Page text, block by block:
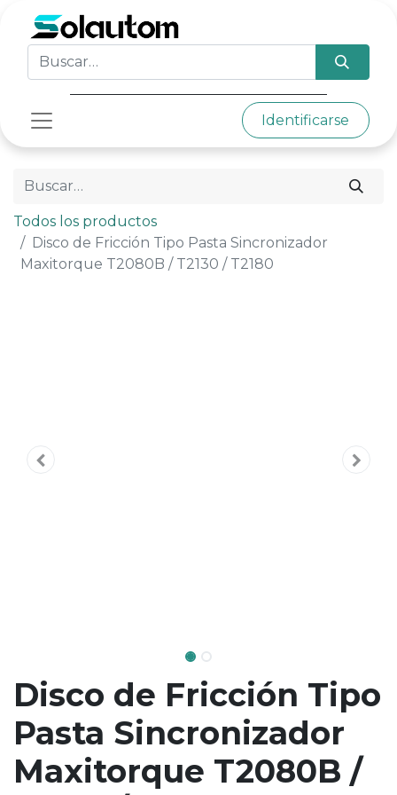
Identificarse
Todos los productos
Disco de Fricción Tipo Pasta Sincronizador
Maxitorque T2080B / T2130 / T2180
Disco de Fricción Tipo
Pasta Sincronizador
Maxitorque T2080B /